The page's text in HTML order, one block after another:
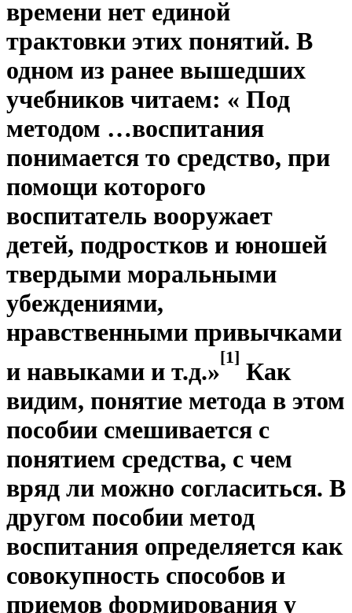
времени нет единой
трактовки этих понятий. В
одном из ранее вышедших
учебников читаем: « Под
методом …воспитания
понимается то средство, при
помощи которого
воспитатель вооружает
детей, подростков и юношей
твердыми моральными
убеждениями,
нравственными привычками
и навыками и т.д.»
[1]
Как
видим, понятие метода в этом
пособии смешивается с
понятием средства, с чем
вряд ли можно согласиться. В
другом пособии метод
воспитания определяется как
совокупность способов и
приемов формирования у